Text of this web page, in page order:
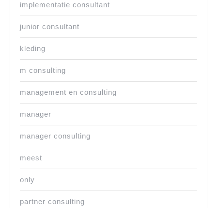
implementatie consultant
junior consultant
kleding
m consulting
management en consulting
manager
manager consulting
meest
only
partner consulting